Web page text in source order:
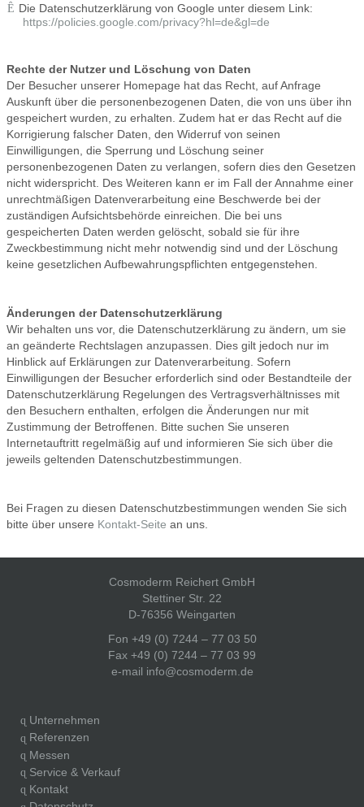
Die Datenschutzerklärung von Google unter diesem Link:
https://policies.google.com/privacy?hl=de&gl=de
Rechte der Nutzer und Löschung von Daten
Der Besucher unserer Homepage hat das Recht, auf Anfrage
Auskunft über die personenbezogenen Daten, die von uns über ihn
gespeichert wurden, zu erhalten. Zudem hat er das Recht auf die
Korrigierung falscher Daten, den Widerruf von seinen
Einwilligungen, die Sperrung und Löschung seiner
personenbezogenen Daten zu verlangen, sofern dies den Gesetzen
nicht widerspricht. Des Weiteren kann er im Fall der Annahme einer
unrechtmäßigen Datenverarbeitung eine Beschwerde bei der
zuständigen Aufsichtsbehörde einreichen. Die bei uns
gespeicherten Daten werden gelöscht, sobald sie für ihre
Zweckbestimmung nicht mehr notwendig sind und der Löschung
keine gesetzlichen Aufbewahrungspflichten entgegenstehen.
Änderungen der Datenschutzerklärung
Wir behalten uns vor, die Datenschutzerklärung zu ändern, um sie
an geänderte Rechtslagen anzupassen. Dies gilt jedoch nur im
Hinblick auf Erklärungen zur Datenverarbeitung. Sofern
Einwilligungen der Besucher erforderlich sind oder Bestandteile der
Datenschutzerklärung Regelungen des Vertragsverhältnisses mit
den Besuchern enthalten, erfolgen die Änderungen nur mit
Zustimmung der Betroffenen. Bitte suchen Sie unseren
Internetauftritt regelmäßig auf und informieren Sie sich über die
jeweils geltenden Datenschutzbestimmungen.
Bei Fragen zu diesen Datenschutzbestimmungen wenden Sie sich
bitte über unsere Kontakt-Seite an uns.
Cosmoderm Reichert GmbH
Stettiner Str. 22
D-76356 Weingarten
Fon +49 (0) 7244 – 77 03 50
Fax +49 (0) 7244 – 77 03 99
e-mail info@cosmoderm.de
Unternehmen
Referenzen
Messen
Service & Verkauf
Kontakt